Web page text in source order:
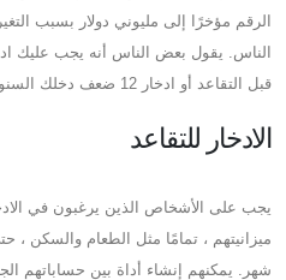
الرقم مؤخرًا إلى مليوني دولار بسبب
قبل التقاعد أو ادخار 12 ضعف دخلك السنوي قبل التقاعد.
الادخار للتقاعد
يجب على الأشخاص الذين يرغبون في
ميزانيتهم ​​، تمامًا مثل الطعام والسكن ،
شهر. يمكنهم إنشاء أداة بين حساباتهم